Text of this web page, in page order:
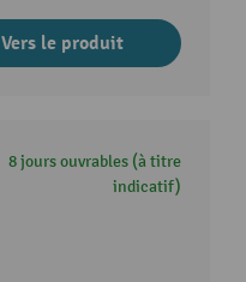
Vers le produit
8 jours ouvrables (à titre
indicatif)